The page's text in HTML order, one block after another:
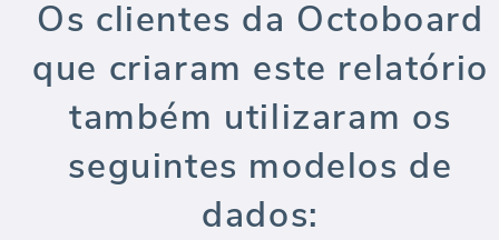
Os clientes da Octoboard
que criaram este relatório
também utilizaram os
seguintes modelos de
dados: